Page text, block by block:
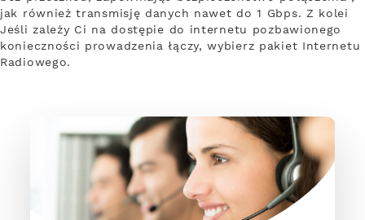
jak również transmisję danych nawet do 1 Gbps. Z kolei
Jeśli zależy Ci na dostępie do internetu pozbawionego
konieczności prowadzenia łączy, wybierz pakiet Internetu
Radiowego.